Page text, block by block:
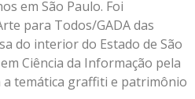
em São Paulo. Foi
para Todos/GADA das
do interior do Estado de São
Ciência da Informação pela
a temática graffiti e patrimônio